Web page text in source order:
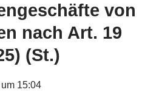
von
nach Art. 19
(St.)
15:04